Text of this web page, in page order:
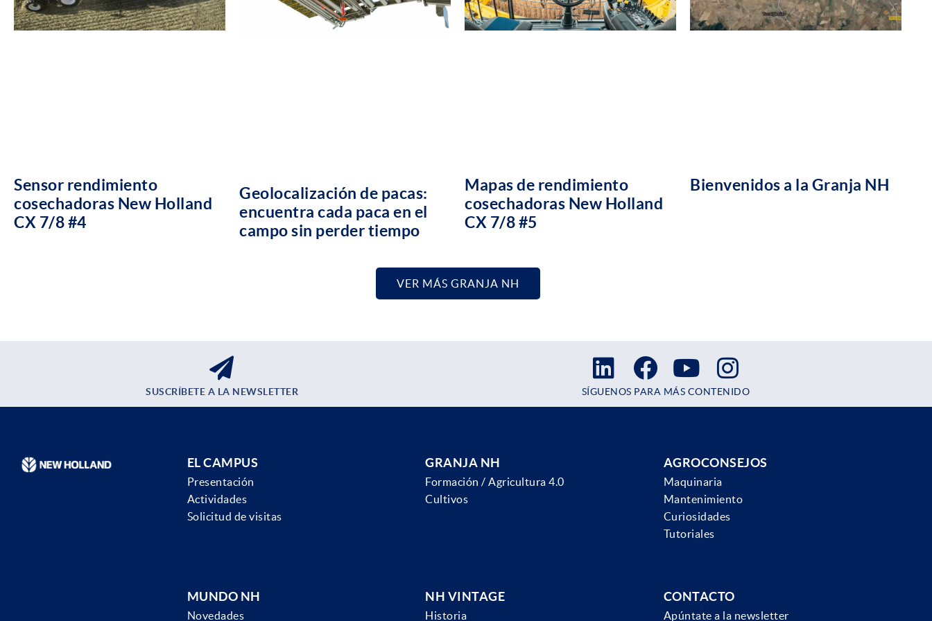
Sensor rendimiento
cosechadoras New Holland
CX 7/8 #4
Geolocalización de pacas:
encuentra cada paca en el
campo sin perder tiempo
Mapas de rendimiento
cosechadoras New Holland
CX 7/8 #5
Bienvenidos a la Granja NH
VER MÁS GRANJA NH
SUSCRÍBETE A LA NEWSLETTER SÍGUENOS PARA MÁS CONTENIDO
EL CAMPUS
Presentación
Actividades
Solicitud de visitas
GRANJA NH
Formación / Agricultura 4.0
Cultivos
AGROCONSEJOS
Maquinaria
Mantenimiento
Curiosidades
Tutoriales
MUNDO NH
Novedades
NH VINTAGE
Historia
CONTACTO
Apúntate a la newsletter